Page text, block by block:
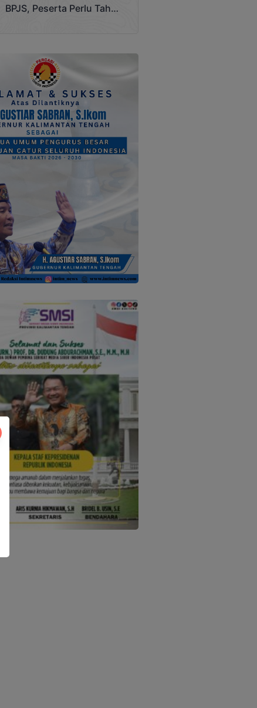
BPJS, Peserta Perlu Tahu